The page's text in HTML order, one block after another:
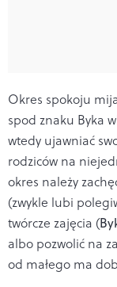
Okres spokoju
spod znaku Byka
wtedy ujawniać
rodziców na
okres należy
(zwykle lubi
twórcze zajęcia (
albo pozwolić na
od małego ma